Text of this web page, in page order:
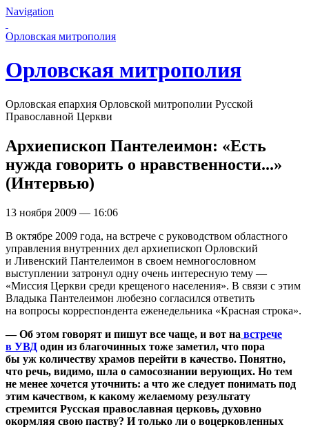
Navigation
Орловская митрополия
Орловская митрополия
Орловская епархия Орловской митрополии Русской
Православной Церкви
Архиепископ Пантелеимон: «Есть
нужда говорить о нравственности...»
(Интервью)
13 ноября 2009 — 16:06
В октябре 2009 года, на встрече с руководством областного
управления внутренних дел архиепископ Орловский
и Ливенский Пантелеимон в своем немногословном
выступлении затронул одну очень интересную тему —
«Миссия Церкви среди крещеного населения». В связи с этим
Владыка Пантелеимон любезно согласился ответить
на вопросы корреспондента еженедельника «Красная строка».
— Об этом говорят и пишут все чаще, и вот на встрече
в УВД один из благочинных тоже заметил, что пора
бы уж количеству храмов перейти в качество. Понятно,
что речь, видимо, шла о самосознании верующих. Но тем
не менее хочется уточнить: а что же следует понимать под
этим качеством, к какому желаемому результату
стремится Русская православная церковь, духовно
окормляя свою паству? И только ли о воцерковленных